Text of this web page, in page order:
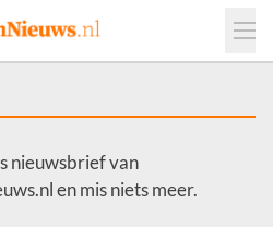
nieuwsbrief van
en mis niets meer.